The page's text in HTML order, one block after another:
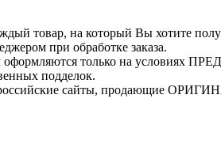
товар, на который Вы хотите
при обработке заказа.
только на условиях
подделок.
сайты, продающие